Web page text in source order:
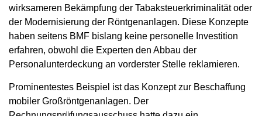
wirksameren Bekämpfung der Tabaksteuerkriminalität oder
der Modernisierung der Röntgenanlagen. Diese Konzepte
haben seitens BMF bislang keine personelle Investition
erfahren, obwohl die Experten den Abbau der
Personalunterdeckung an vorderster Stelle reklamieren.
Prominentestes Beispiel ist das Konzept zur Beschaffung
mobiler Großröntgenanlagen. Der